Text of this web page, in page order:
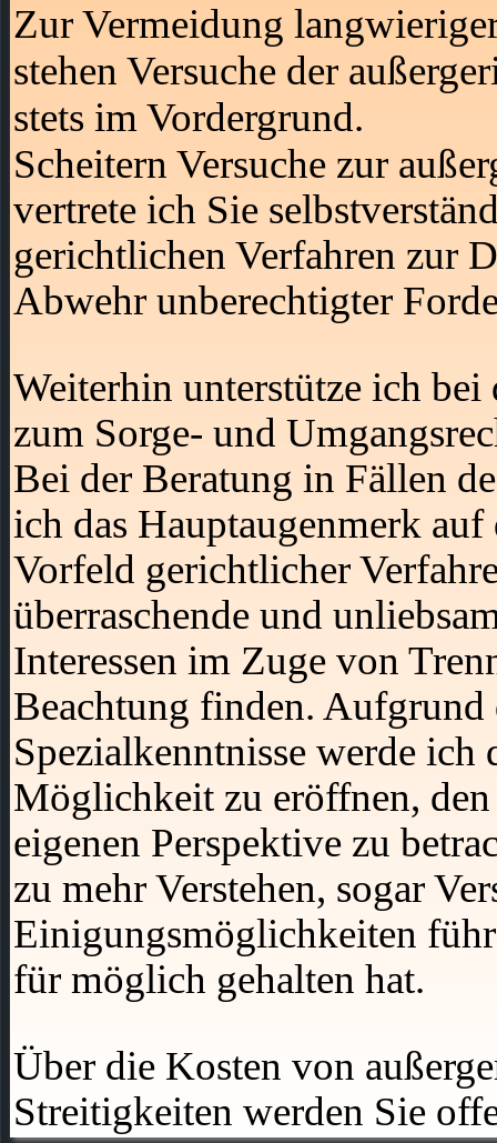
Zur Vermeidung
stehen Versuche der
stets im Vordergrund.
Scheitern Versuche zur
vertrete ich Sie
gerichtlichen Verfahren zur
Abwehr unberechtigter
Weiterhin unterstütze ich
zum Sorge- und
Bei der Beratung in Fällen
ich das Hauptaugenmerk
Vorfeld gerichtlicher
überraschende und
Interessen im Zuge von
Beachtung finden. Aufgrund
Spezialkenntnisse werde ich
Möglichkeit zu eröffnen, den
eigenen Perspektive zu
zu mehr Verstehen, sogar
Einigungsmöglichkeiten
für möglich gehalten hat.
Über die Kosten von
Streitigkeiten werden Sie